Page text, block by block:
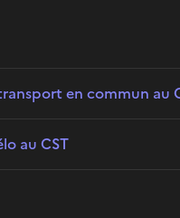
en commun au
au CST